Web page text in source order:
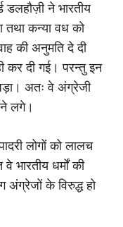
डलहौज़ी ने भारतीय
तथा कन्या वध को
की अनुमति दे दी
कर दी गई। परन्तु इन
पड़ा। अतः वे अंग्रेजी
लगे।
लोगों को लालच
भारतीय धर्मों की
अंग्रेजों के विरुद्ध हो